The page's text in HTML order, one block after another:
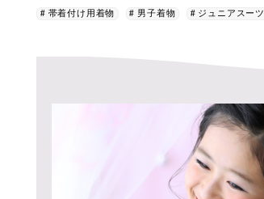
帯着付け用着物 男子着物 ジュニアスーツ